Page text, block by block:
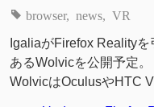
browser news VR
IgaliaがFirefox Reality
あるWolvicを公開予定。
WolvicはOculusやHTC